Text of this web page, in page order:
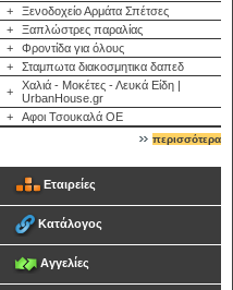
+
Ξενοδοχείο Αρμάτα Σπέτσες
+
Ξαπλώστρες παραλίας
+
Φροντίδα για όλους
+
Σταμπωτα διακοσμητικα δαπεδ
+
Χαλιά - Μοκέτες - Λευκά Είδη |
UrbanHouse.gr
+
Αφοι Τσουκαλά ΟΕ
περισσότερα
Εταιρείες
Κατάλογος
Αγγελίες